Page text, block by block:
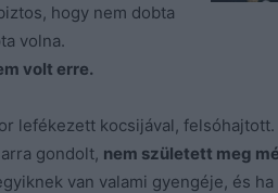
hogy nem dobta
volna.
volt erre.
lefékezett kocsijával,
gondolt, nem született meg
van valami gyengéje, és